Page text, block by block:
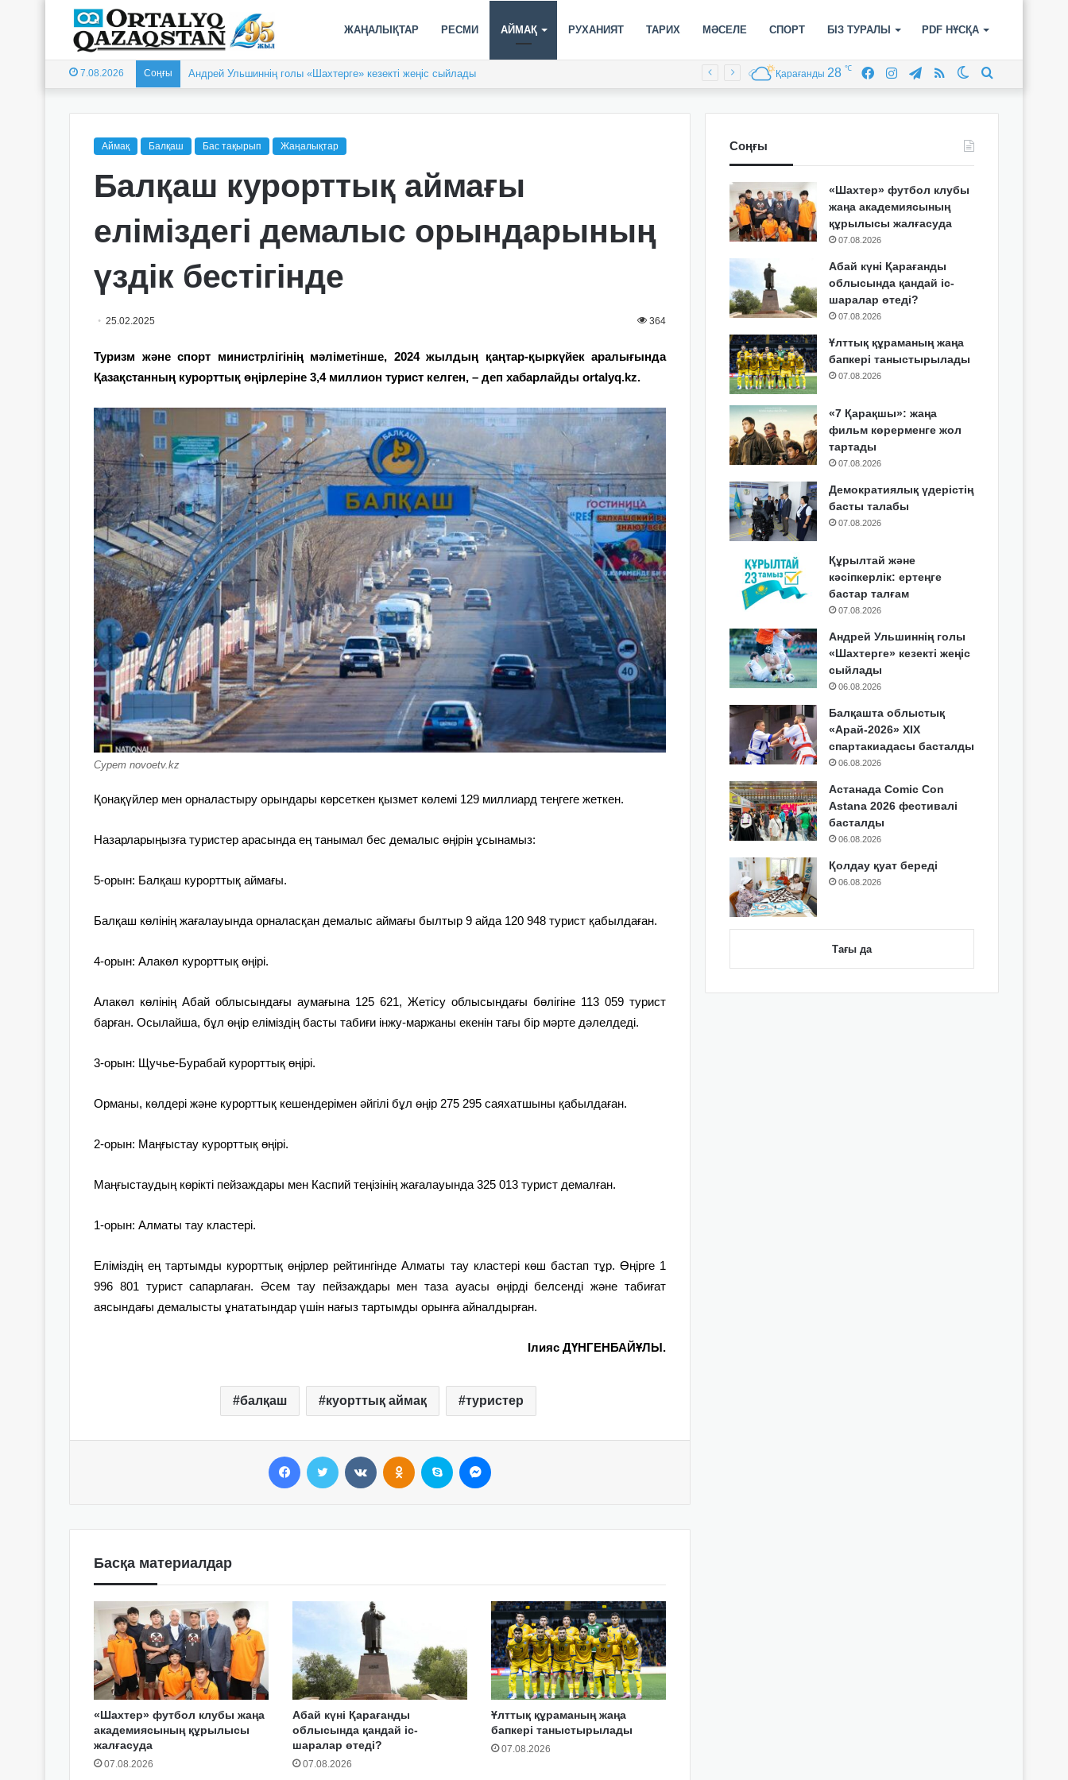
ЖАҢАЛЫҚТАР РЕСМИ АЙМАҚ РУХАНИЯТ ТАРИХ МӘСЕЛЕ СПОРТ БІЗ ТУРАЛЫ PDF НҰСҚА
7.08.2026 Соңғы Андрей Ульшиннің голы «Шахтерге» кезекті жеңіс сыйлады Switch
RSS
Telegram
Instagram
Facebook
Қарағанды 28 ℃
Аймақ Балқаш Бас тақырып Жаңалықтар
Балқаш курорттық аймағы
еліміздегі демалыс орындарының
үздік бестігінде
25.02.2025 364
Туризм және спорт министрлігінің мәліметінше, 2024 жылдың қаңтар-қыркүйек аралығында
Қазақстанның курорттық өңірлеріне 3,4 миллион турист келген, – деп хабарлайды ortalyq.kz.
Сурет novoetv.kz
Қонақүйлер мен орналастыру орындары көрсеткен қызмет көлемі 129 миллиард теңгеге жеткен.
Назарларыңызға туристер арасында ең танымал бес демалыс өңірін ұсынамыз:
5-орын: Балқаш курорттық аймағы.
Балқаш көлінің жағалауында орналасқан демалыс аймағы былтыр 9 айда 120 948 турист қабылдаған.
4-орын: Алакөл курорттық өңірі.
Алакөл көлінің Абай облысындағы аумағына 125 621, Жетісу облысындағы бөлігіне 113 059 турист
барған. Осылайша, бұл өңір еліміздің басты табиғи інжу-маржаны екенін тағы бір мәрте дәлелдеді.
3-орын: Щучье-Бурабай курорттық өңірі.
Орманы, көлдері және курорттық кешендерімен әйгілі бұл өңір 275 295 саяхатшыны қабылдаған.
2-орын: Маңғыстау курорттық өңірі.
Маңғыстаудың көрікті пейзаждары мен Каспий теңізінің жағалауында 325 013 турист демалған.
1-орын: Алматы тау кластері.
Еліміздің ең тартымды курорттық өңірлер рейтингінде Алматы тау кластері көш бастап тұр. Өңірге 1
996 801 турист сапарлаған. Әсем тау пейзаждары мен таза ауасы өңірді белсенді және табиғат
аясындағы демалысты ұнататындар үшін нағыз тартымды орынға айналдырған.
Ілияс ДҮНГЕНБАЙҰЛЫ.
балқаш куорттық аймақ туристер
Басқа материалдар
«Шахтер» футбол клубы жаңа
академиясының құрылысы
жалғасуда
07.08.2026
Абай күні Қарағанды
облысында қандай іс-
шаралар өтеді?
07.08.2026
Ұлттық құраманың жаңа
бапкері таныстырылады
07.08.2026
Соңғы
«Шахтер» футбол клубы
жаңа академиясының
құрылысы жалғасуда
07.08.2026
Абай күні Қарағанды
облысында қандай іс-
шаралар өтеді?
07.08.2026
Ұлттық құраманың жаңа
бапкері таныстырылады
07.08.2026
«7 Қарақшы»: жаңа
фильм көрерменге жол
тартады
07.08.2026
Демократиялық үдерістің
басты талабы
07.08.2026
Құрылтай және
кәсіпкерлік: ертеңге
бастар талғам
07.08.2026
Андрей Ульшиннің голы
«Шахтерге» кезекті жеңіс
сыйлады
06.08.2026
Балқашта облыстық
«Арай-2026» XIX
спартакиадасы басталды
06.08.2026
Астанада Comic Con
Astana 2026 фестивалі
басталды
06.08.2026
Қолдау қуат береді
06.08.2026
Тағы да